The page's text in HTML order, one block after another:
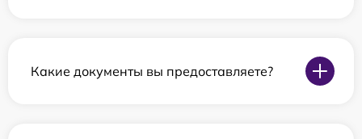
Какие документы вы предоставляете?